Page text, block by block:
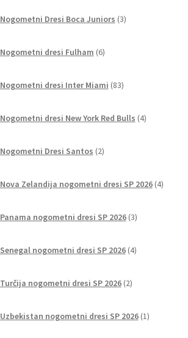
Nogometni Dresi Boca Juniors 3izdelki
Nogometni dresi Fulham 6izdelkov
Nogometni dresi Inter Miami 83izdelkov
Nogometni dresi New York Red Bulls 4izdelki
Nogometni Dresi Santos 2izdelka
Nova Zelandija nogometni dresi SP 2026 4izdelki
Panama nogometni dresi SP 2026 3izdelki
Senegal nogometni dresi SP 2026 4izdelki
Turčija nogometni dresi SP 2026 2izdelka
Uzbekistan nogometni dresi SP 2026 1izdelek